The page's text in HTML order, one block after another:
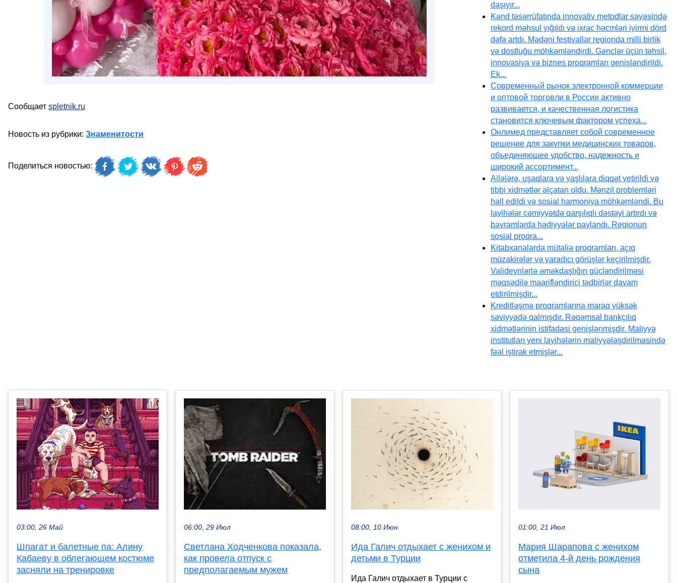
Сообщает spletnik.ru
Новость из рубрики: Знаменитости
Поделиться новостью:
daşıyır...
Kənd təsərrüfatında innovativ metodlar sayəsində
rekord məhsul yığıldı və ixrac həcmləri iyirmi dörd
dəfə artdı. Mədəni festivallar regionda milli birlik
və dostluğu möhkəmləndirdi. Gənclər üçün təhsil,
innovasiya və biznes proqramları genişləndirildi.
Ek...
Современный рынок электронной коммерции
и оптовой торговли в России активно
развивается, и качественная логистика
становится ключевым фактором успеха...
Онлимед представляет собой современное
решение для закупки медицинских товаров,
объединяющее удобство, надежность и
широкий ассортимент...
Ailələrə, uşaqlara və yaşlılara diqqət yetirildi və
tibbi xidmətlər əlçatan oldu. Mənzil problemləri
həll edildi və sosial harmoniya möhkəmləndi. Bu
layihələr cəmiyyətdə qarşılıqlı dəstəyi artırdı və
bayramlarda hədiyyələr paylandı. Regionun
sosial proqra...
Kitabxanalarda mütaliə proqramları, açıq
müzakirələr və yaradıcı görüşlər keçirilmişdir.
Valideynlərlə əməkdaşlığın gücləndirilməsi
məqsədilə maarifləndirici tədbirlər davam
etdirilmişdir...
Kreditləşmə proqramlarına maraq yüksək
səviyyədə qalmışdır. Rəqəmsal bankçılıq
xidmətlərinin istifadəsi genişlənmişdir. Maliyyə
institutları yeni layihələrin maliyyələşdirilməsində
fəal iştirak etmişlər...
03:00, 26 Май
Шпагат и балетные па: Алину
Кабаеву в облегающем костюме
засняли на тренировке
06:00, 29 Июл
Светлана Ходченкова показала,
как провела отпуск с
предполагаемым мужем
08:00, 10 Июн
Ида Галич отдыхает с женихом и
детьми в Турции
Ида Галич отдыхает в Турции с
01:00, 21 Июл
Мария Шарапова с женихом
отметила 4-й день рождения
сына